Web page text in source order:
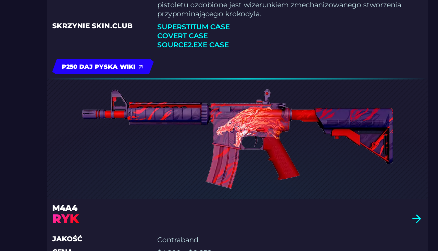
pistoletu ozdobione jest wizerunkiem zmechanizowanego stworzenia
przypominającego krokodyla.
SKRZYNIE SKIN.CLUB
SUPERSTITUM CASE
COVERT CASE
SOURCE2.EXE CASE
P250 DAJ PYSKA WIKI
M4A4
RYK
JAKOŚĆ
Contraband